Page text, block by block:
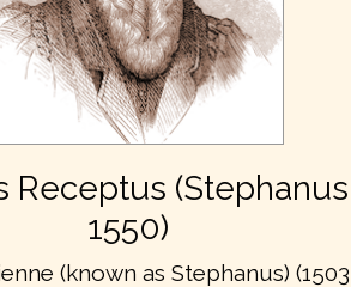
Receptus (Stephanus
1550)
(known as Stephanus)